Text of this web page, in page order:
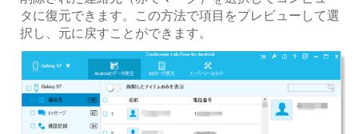
タに復元できます。この方法で項目をプレビューして選
択し、元に戻すことができます。